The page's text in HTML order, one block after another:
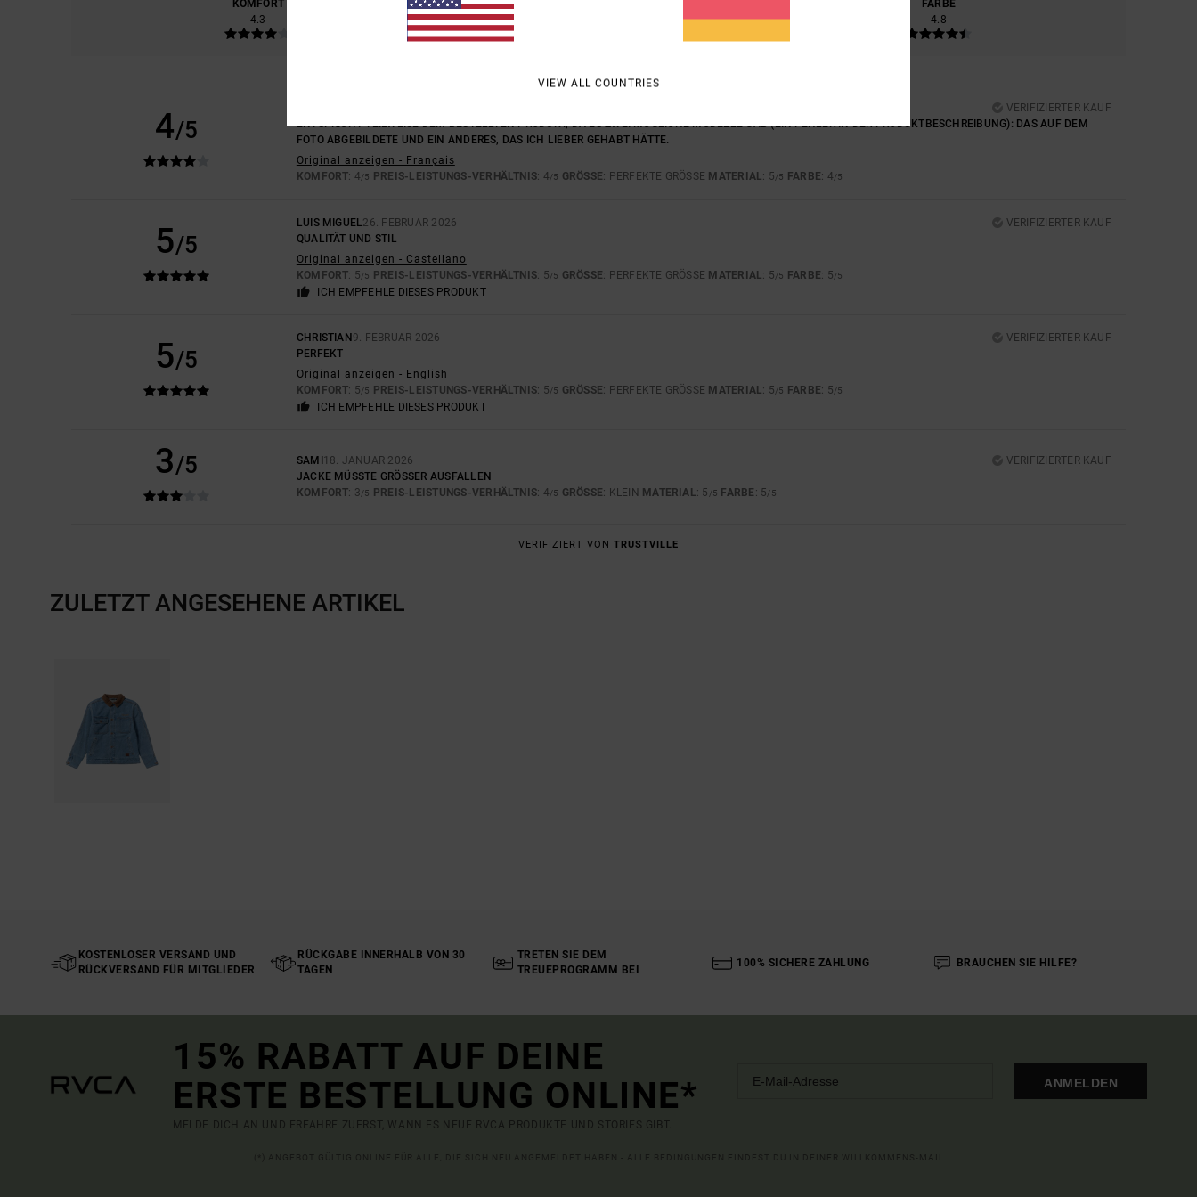
KOMFORT
4.3
PREIS-LEISTUNGS-VERHÄLTNIS
4.5
FARBE
4.8
4/5
VERIFIZIERTER KAUF
ENTSPRICHT TEILWEISE DEM BESTELLTEN PRODUKT, DA ES ZWEI MÖGLICHE MODELLE GAB (EIN FEHLER IN DER PRODUKTBESCHREIBUNG): DAS AUF DEM
FOTO ABGEBILDETE UND EIN ANDERES, DAS ICH LIEBER GEHABT HÄTTE.
Original anzeigen - Français
KOMFORT: 4/5 PREIS-LEISTUNGS-VERHÄLTNIS: 4/5 GRÖSSE : PERFEKTE GRÖSSE MATERIAL: 5/5 FARBE: 4/5
5/5
LUIS MIGUEL26. FEBRUAR 2026
VERIFIZIERTER KAUF
QUALITÄT UND STIL
Original anzeigen - Castellano
KOMFORT: 5/5 PREIS-LEISTUNGS-VERHÄLTNIS: 5/5 GRÖSSE : PERFEKTE GRÖSSE MATERIAL: 5/5 FARBE: 5/5
ICH EMPFEHLE DIESES PRODUKT
5/5
CHRISTIAN 9. FEBRUAR 2026
VERIFIZIERTER KAUF
PERFEKT
Original anzeigen - English
KOMFORT: 5/5 PREIS-LEISTUNGS-VERHÄLTNIS: 5/5 GRÖSSE : PERFEKTE GRÖSSE MATERIAL: 5/5 FARBE: 5/5
ICH EMPFEHLE DIESES PRODUKT
3/5 SAMI 18. JANUAR 2026
VERIFIZIERTER KAUF
JACKE MÜSSTE GRÖSSER AUSFALLEN
KOMFORT: 3/5 PREIS-LEISTUNGS-VERHÄLTNIS: 4/5 GRÖSSE : KLEIN MATERIAL: 5 /5 FARBE : 5/5
VERIFIZIERT VON TRUSTVILLE
ZULETZT ANGESEHENE ARTIKEL
KOSTENLOSER VERSAND UND
RÜCKVERSAND FÜR MITGLIEDER
RÜCKGABE INNERHALB VON 30
TAGEN
TRETEN SIE DEM
TREUEPROGRAMM BEI
100% SICHERE ZAHLUNG BRAUCHEN SIE HILFE?
15% RABATT AUF DEINE
ERSTE BESTELLUNG ONLINE*
MELDE DICH AN UND ERFAHRE ZUERST, WANN ES NEUE RVCA PRODUKTE UND STORIES GIBT.
ANMELDEN
VIEW ALL COUNTRIES